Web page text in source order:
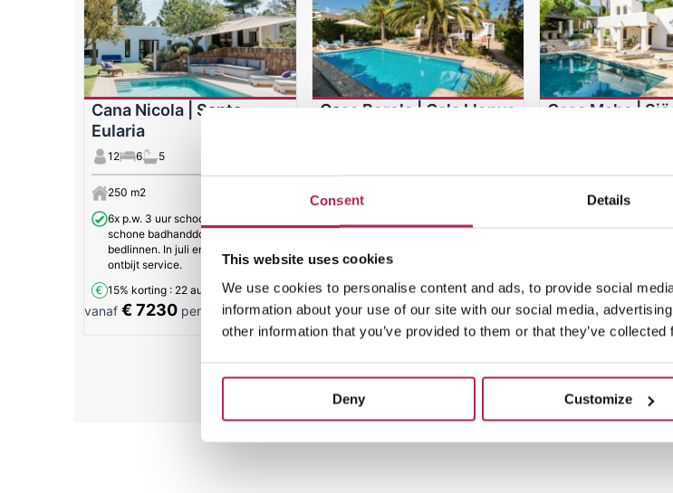
Consent Details
This website uses cookies
We use cookies to personalise content and ads, to provide social
information about your use of our site with our social media,
other information that you’ve provided to them or that they’ve
Deny Customize
Cana Nicola | Santa
Eularia
12 6 5
250 m2
6x p.w. 3 uur schoonmaak, 1x p.w.
schone badhanddoeken en
bedlinnen. In juli en augusutus
ontbijt service.
15% korting : 22 aug. – 30 aug.
vanaf € 7230 per week
Casa Borela | Cala Llenya
vanaf€ 4060 per week
Casa Maha |
1 km
strand
vanaf€ 3530per
Alle resultaten